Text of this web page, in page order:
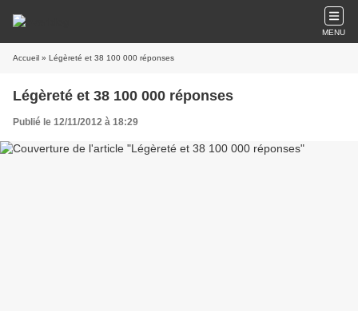
MENU
Accueil » Légèreté et 38 100 000 réponses
Légèreté et 38 100 000 réponses
Publié le 12/11/2012 à 18:29